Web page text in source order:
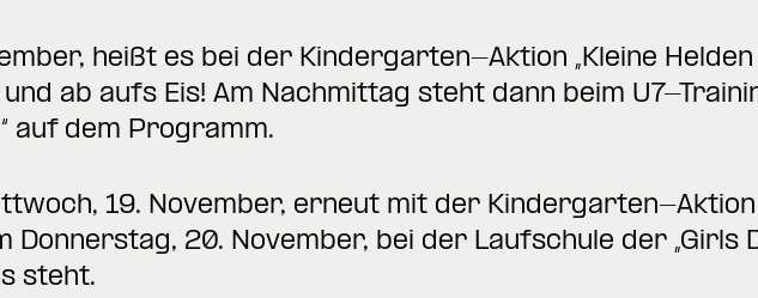
heißt es bei der Kindergarten-Aktion „Kleine
und ab aufs Eis! Am Nachmittag steht dann beim U7-
auf dem Programm.
19. November, erneut mit der Kindergarten-Aktion
Donnerstag, 20. November, bei der Laufschule der „Girls
steht.